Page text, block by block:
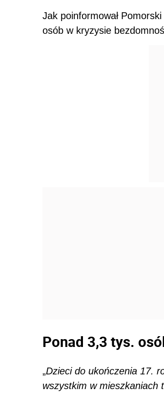
Jak poinformował
osób w kryzysie
Ponad 3,3 tys.
„Dzieci do ukończenia 17.
wszystkim w mieszkaniach